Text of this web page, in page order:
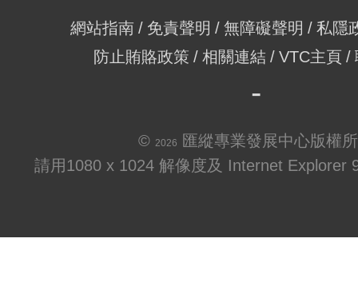
網站指南 免責聲明 無障礙聲明
私隱
防止賄賂政策
相關連結 VTC主頁
© 2026
匯縱專業發展中心版權
請用1080 x 1024 解像度及 Internet Explorer